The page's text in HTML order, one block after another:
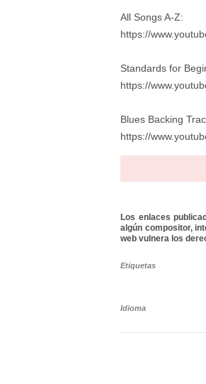
All Songs A-Z:
https://
Standards for
https://
Blues Backing
https://
Los enlaces
algún compositor,
web vulnera los
Etiquetas
Idioma